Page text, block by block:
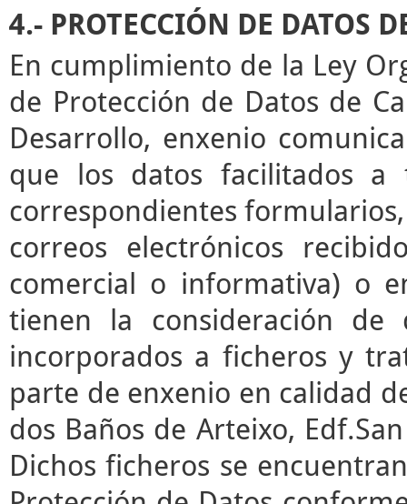
4.- PROTECCIÓN DE DATOS
En cumplimiento de la Ley
de Protección de Datos de
Desarrollo, enxenio
que los datos facilitados
correspondientes
correos electrónicos
comercial o informativa) o
tienen la consideración de
incorporados a ficheros y
parte de enxenio en calidad
dos Baños de Arteixo,
Dichos ficheros se